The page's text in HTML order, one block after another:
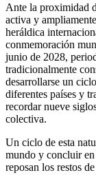
Ante la proximidad
activa y
heráldica
conmemoración
junio de 2028,
tradicionalmente
desarrollarse un
diferentes países y
recordar nueve
colectiva.
Un ciclo de esta
mundo y concluir
reposan los restos